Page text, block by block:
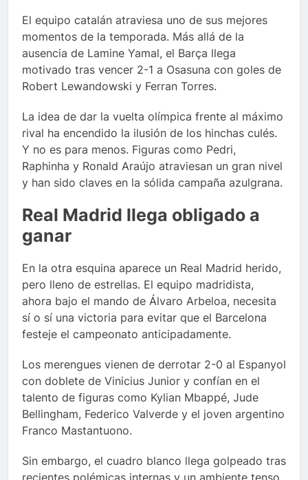
El equipo catalán atraviesa uno de sus mejores
momentos de la temporada. Más allá de la
ausencia de Lamine Yamal, el Barça llega
motivado tras vencer 2-1 a Osasuna con goles de
Robert Lewandowski y Ferran Torres.
La idea de dar la vuelta olímpica frente al máximo
rival ha encendido la ilusión de los hinchas culés.
Y no es para menos. Figuras como Pedri,
Raphinha y Ronald Araújo atraviesan un gran nivel
y han sido claves en la sólida campaña azulgrana.
Real Madrid llega obligado a
ganar
En la otra esquina aparece un Real Madrid herido,
pero lleno de estrellas. El equipo madridista,
ahora bajo el mando de Álvaro Arbeloa, necesita
sí o sí una victoria para evitar que el Barcelona
festeje el campeonato anticipadamente.
Los merengues vienen de derrotar 2-0 al Espanyol
con doblete de Vinicius Junior y confían en el
talento de figuras como Kylian Mbappé, Jude
Bellingham, Federico Valverde y el joven argentino
Franco Mastantuono.
Sin embargo, el cuadro blanco llega golpeado tras